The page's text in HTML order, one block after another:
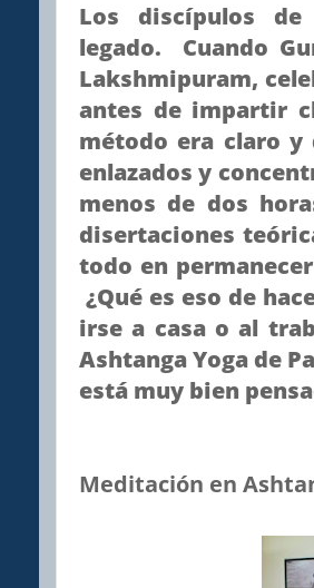
Los discípulos de
legado. Cuando
Lakshmipuram,
antes de impartir
método era claro
enlazados y
menos de dos
disertaciones
todo en
¿Qué es eso de
irse a casa o al
Ashtanga Yoga de
está muy bien
Meditación en